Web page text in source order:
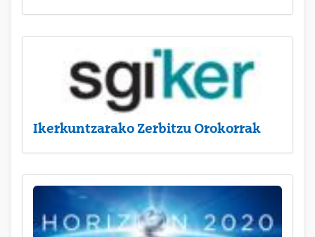
Ikerkuntzarako Zerbitzu Orokorrak